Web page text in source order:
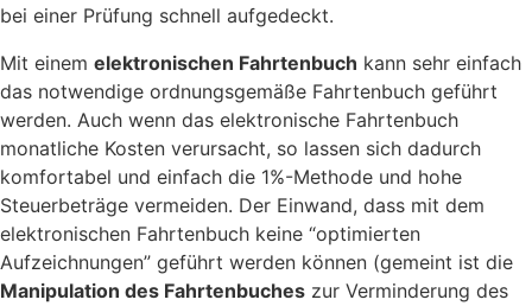
bei einer Prüfung schnell aufgedeckt.
Mit einem elektronischen Fahrtenbuch kann sehr einfach
das notwendige ordnungsgemäße Fahrtenbuch geführt
werden. Auch wenn das elektronische Fahrtenbuch
monatliche Kosten verursacht, so lassen sich dadurch
komfortabel und einfach die 1%-Methode und hohe
Steuerbeträge vermeiden. Der Einwand, dass mit dem
elektronischen Fahrtenbuch keine “optimierten
Aufzeichnungen” geführt werden können (gemeint ist die
Manipulation des Fahrtenbuches zur Verminderung des